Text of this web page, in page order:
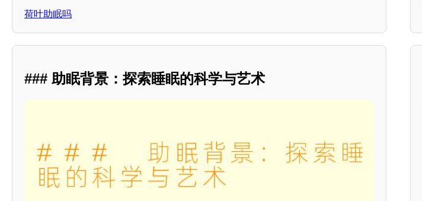
荷叶助眠吗
### 助眠背景：探索睡眠的科学与艺术